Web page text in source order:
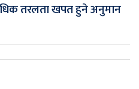
तरलता खपत हुने अनुमान